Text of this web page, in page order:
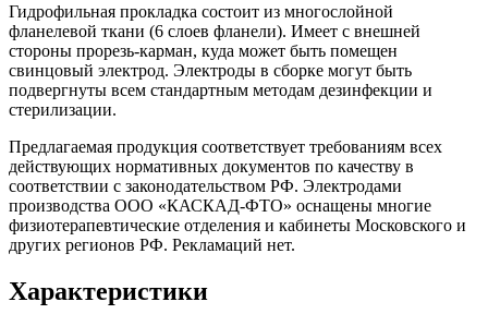
Гидрофильная прокладка состоит из многослойной
фланелевой ткани (6 слоев фланели). Имеет с внешней
стороны прорезь-карман, куда может быть помещен
свинцовый электрод. Электроды в сборке могут быть
подвергнуты всем стандартным методам дезинфекции и
стерилизации.
Предлагаемая продукция соответствует требованиям всех
действующих нормативных документов по качеству в
соответствии с законодательством РФ. Электродами
производства ООО «КАСКАД-ФТО» оснащены многие
физиотерапевтические отделения и кабинеты Московского и
других регионов РФ. Рекламаций нет.
Характеристики